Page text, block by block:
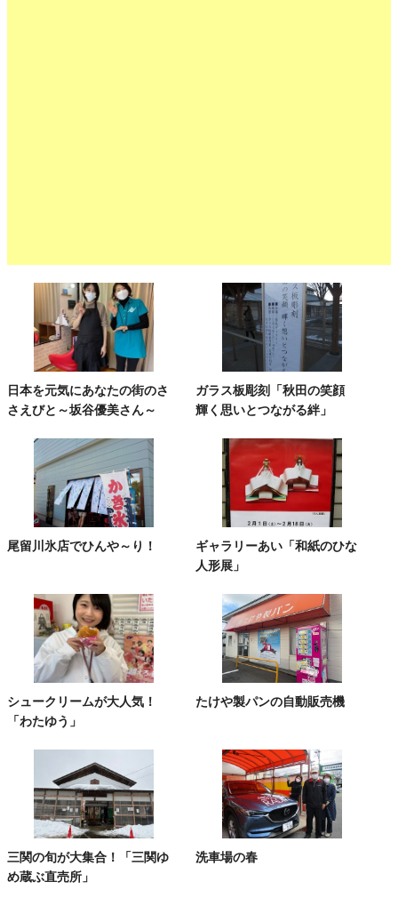
日本を元気にあなたの街のさ
さえびと～坂谷優美さん～
ガラス板彫刻「秋田の笑顔
輝く思いとつながる絆」
尾留川氷店でひんや～り！
ギャラリーあい「和紙のひな
人形展」
シュークリームが大人気！
「わたゆう」
たけや製パンの自動販売機
三関の旬が大集合！「三関ゆ
め蔵ぶ直売所」
洗車場の春